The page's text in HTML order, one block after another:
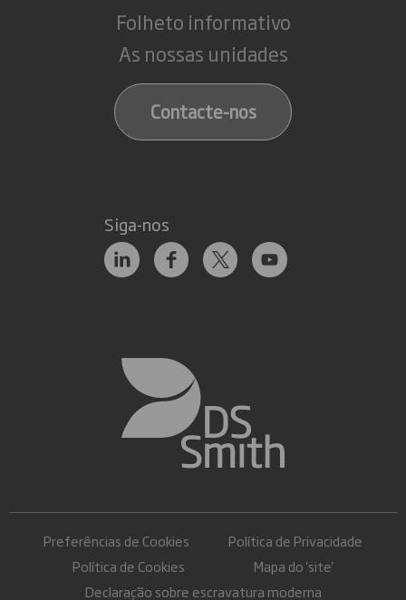
Folheto informativo
As nossas unidades
Contacte-nos
Siga-nos
Preferências de Cookies
Política de Privacidade
Política de Cookies
Mapa do 'site'
Declaração sobre escravatura moderna